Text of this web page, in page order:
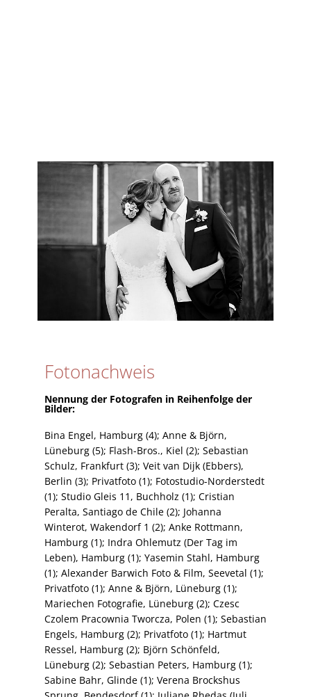
Fotonachweis
Nennung der Fotografen in Reihenfolge der
Bilder:
Bina Engel, Hamburg (4); Anne & Björn,
Lüneburg (5); Flash-Bros., Kiel (2); Sebastian
Schulz, Frankfurt (3); Veit van Dijk (Ebbers),
Berlin (3); Privatfoto (1); Fotostudio-Norderstedt
(1); Studio Gleis 11, Buchholz (1); Cristian
Peralta, Santiago de Chile (2); Johanna
Winterot, Wakendorf 1 (2); Anke Rottmann,
Hamburg (1); Indra Ohlemutz (Der Tag im
Leben), Hamburg (1); Yasemin Stahl, Hamburg
(1); Alexander Barwich Foto & Film, Seevetal (1);
Privatfoto (1); Anne & Björn, Lüneburg (1);
Mariechen Fotografie, Lüneburg (2); Czesc
Czolem Pracownia Tworcza, Polen (1); Sebastian
Engels, Hamburg (2); Privatfoto (1); Hartmut
Ressel, Hamburg (2); Björn Schönfeld,
Lüneburg (2); Sebastian Peters, Hamburg (1);
Sabine Bahr, Glinde (1); Verena Brockshus